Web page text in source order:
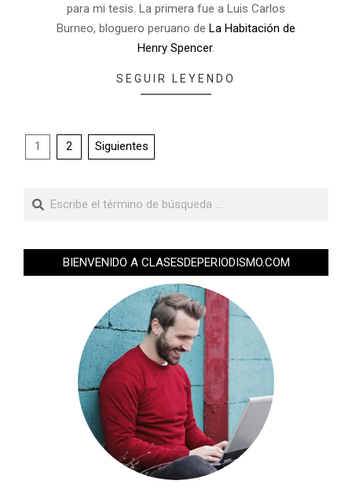
para mi tesis. La primera fue a Luis Carlos
Burneo, bloguero peruano de La Habitación de
Henry Spencer.
SEGUIR LEYENDO
1 2 Siguientes
BIENVENIDO A CLASESDEPERIODISMO.COM